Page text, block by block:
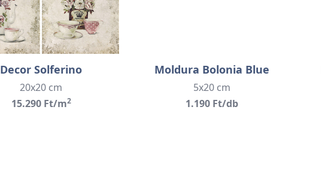
Decor Solferino
20x20 cm
15.290 Ft/m2
Moldura Bolonia Blue
5x20 cm
1.190 Ft/db